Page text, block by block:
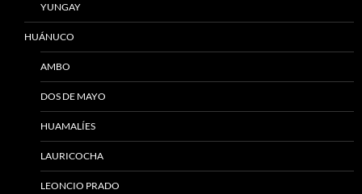
YUNGAY
HUÁNUCO
AMBO
DOS DE MAYO
HUAMALÍES
LAURICOCHA
LEONCIO PRADO